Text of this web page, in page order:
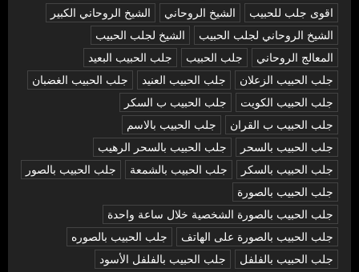
اقوى جلب للحبيب
الشيخ الروحاني
الشيخ الروحاني الكبير
الشيخ الروحاني لجلب الحبيب
الشيخ لجلب الحبيب
المعالج الروحاني
جلب الحبيب
جلب الحبيب البعيد
جلب الحبيب الزعلان
جلب الحبيب العنيد
جلب الحبيب الغضبان
جلب الحبيب الكويت
جلب الحبيب ب السكر
جلب الحبيب ب القران
جلب الحبيب بالاسم
جلب الحبيب بالسحر
جلب الحبيب بالسحر الرهيب
جلب الحبيب بالسكر
جلب الحبيب بالشمعة
جلب الحبيب بالصور
جلب الحبيب بالصورة
جلب الحبيب بالصورة الشخصية خلال ساعة واحدة
جلب الحبيب بالصورة على الهاتف
جلب الحبيب بالصوره
جلب الحبيب بالفلفل
جلب الحبيب بالفلفل الأسود